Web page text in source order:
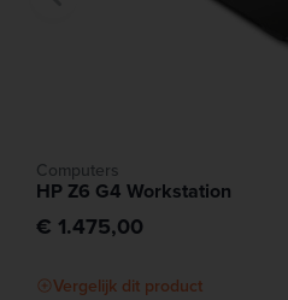
Computers
HP Z6 G4 Workstation
€ 1.475,00
Vergelijk dit product